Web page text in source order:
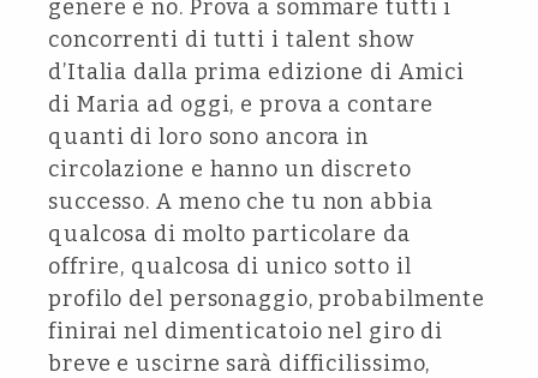
genere è no. Prova a sommare tutti i
concorrenti di tutti i talent show
d’Italia dalla prima edizione di Amici
di Maria ad oggi, e prova a contare
quanti di loro sono ancora in
circolazione e hanno un discreto
successo. A meno che tu non abbia
qualcosa di molto particolare da
offrire, qualcosa di unico sotto il
profilo del personaggio, probabilmente
finirai nel dimenticatoio nel giro di
breve e uscirne sarà difficilissimo,